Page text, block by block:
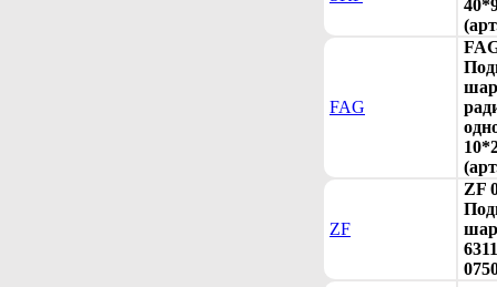
FAG
ZF
ZF